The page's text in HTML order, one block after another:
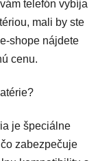
telefón vybíja
mali by ste
shope nájdete
cenu.
je špeciálne
zabezpečuje